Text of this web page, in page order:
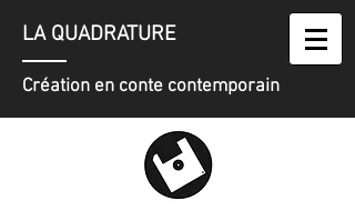
LA QUADRATURE
Création en conte contemporain